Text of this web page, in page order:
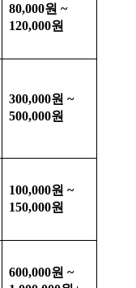
80,000원 ~
120,000원
300,000원 ~
500,000원
100,000원 ~
150,000원
600,000원 ~